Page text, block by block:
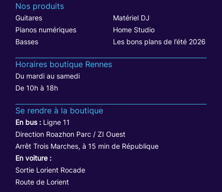
Nos produits
Guitares
Matériel DJ
Pianos numériques
Home Studio
Basses
Les bons plans de l’été 2026
Horaires boutique Rennes
Du mardi au samedi
De 10h à 18h
Se rendre à la boutique
En bus : Ligne 11
Direction Roazhon Parc / ZI Ouest
Arrêt Trois Marches, à 15 min de République
En voiture :
Sortie Lorient Rocade
Route de Lorient